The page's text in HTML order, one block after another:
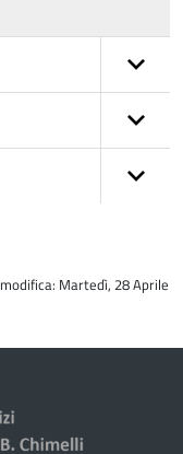
Martedì, 28 Aprile